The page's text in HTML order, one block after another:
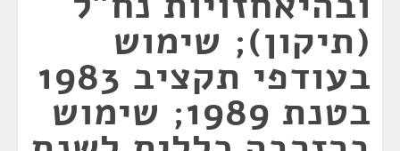
(תיקון); שימוש
בעודפי תקציב 1983
בטנת 1989; שימוש